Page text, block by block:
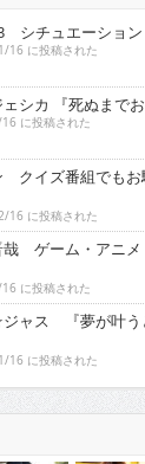
シチュエーション
16 に投稿された
シカ 『死ぬまで
に投稿された
クイズ番組でもお
16 に投稿された
ゲーム・アニメ
に投稿された
ャス 『夢が叶う
16 に投稿された